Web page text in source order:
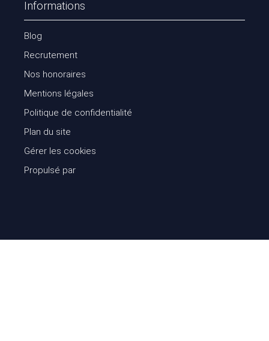
Informations
Blog
Recrutement
Nos honoraires
Mentions légales
Politique de confidentialité
Plan du site
Gérer les cookies
Propulsé par